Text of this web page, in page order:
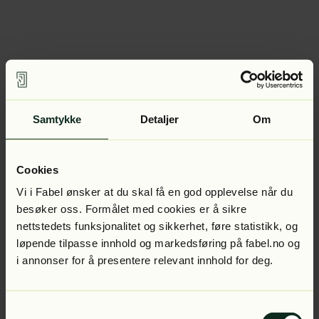
Samtykke Detaljer Om
Cookies
Vi i Fabel ønsker at du skal få en god opplevelse når du
besøker oss. Formålet med cookies er å sikre
nettstedets funksjonalitet og sikkerhet, føre statistikk, og
løpende tilpasse innhold og markedsføring på fabel.no og
i annonser for å presentere relevant innhold for deg.